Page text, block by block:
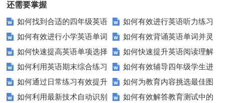
还需要掌握
如何找到合适的四年级英语
期末测试卷来提高孩子的成绩？
如何有效进行英语听力练习
以快速提升？
如何有效进行小学英语单词
与短语的默写练习？家长和老师
必看！
如何有效背诵英语单词并灵
活运用？
如何快速提高英语单项选择
题的得分？
如何快速提升英语阅读理解
能力？这些技巧你必须知道！
如何利用英语期末综合练习
卷高效备考？
如何有效辅导四年级学生进
行英语学习？这里有你需要的所
有资源！
如何通过日常练习有效提升
英语听力？
如何为教育内容挑选最佳图
片？这些建议让你的文章脱颖而
如何利用最新技术自动识别
如何有效解答教育测试中的